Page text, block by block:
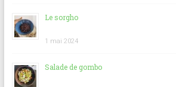
Le sorgho
1 mai 2024
Salade de gombo